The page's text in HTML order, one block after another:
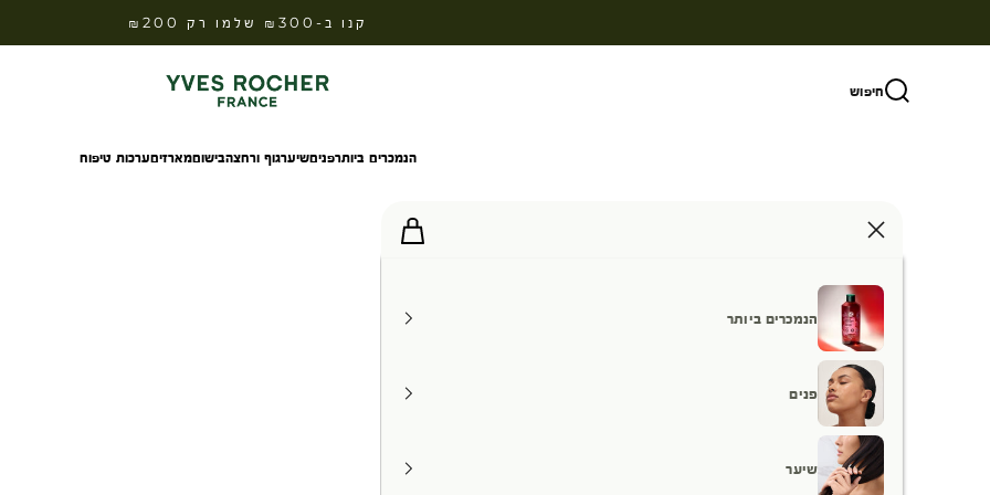
קנו ב-₪300 שלמו רק ₪200
חיפוש Yves Rocher Israel
הנמכרים ביותרפניםשיערגוף ורחצהבישוםמארזיםערכות טיפוח
הנמכרים ביותר
פנים
שיער